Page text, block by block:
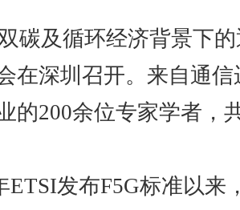
碳及循环经济背景下
在深圳召开。来自通
的200余位专家学者，
ETSI发布F5G标准以